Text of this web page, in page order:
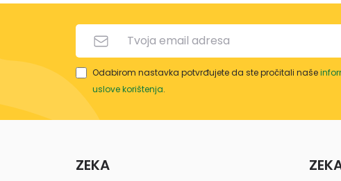
Odabirom nastavka potvrđujete da ste pročitali naše
uslove korištenja.
ZEKA